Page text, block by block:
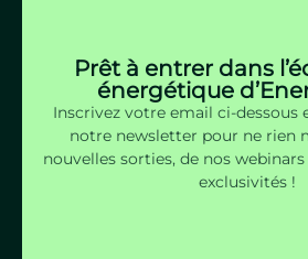
Prêt à entrer dans
énergétique
Inscrivez votre email ci-dessous
notre newsletter pour ne rien
nouvelles sorties, de nos
exclusivités !